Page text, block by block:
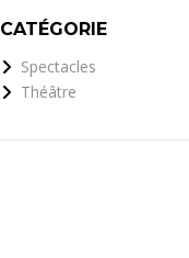
CATÉGORIE
Spectacles
Théâtre